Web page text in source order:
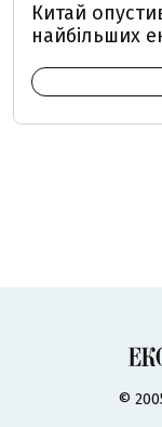
Китай
найбільших
©